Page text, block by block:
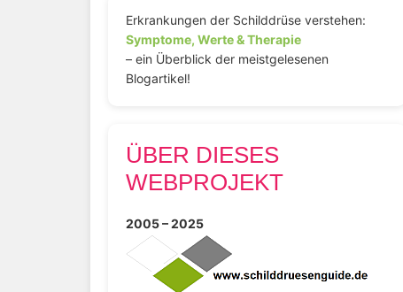
Erkrankungen der Schilddrüse verstehen:
Symptome, Werte & Therapie
– ein Überblick der meistgelesenen
Blogartikel!
ÜBER DIESES
WEBPROJEKT
2005 – 2025